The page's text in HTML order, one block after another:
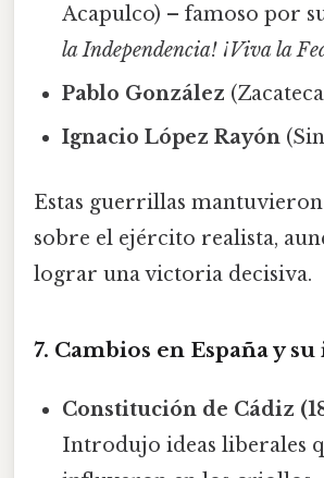
Acapulco) – famoso por
la Independencia! ¡Viva la
Pablo González
Ignacio López Rayón
Estas guerrillas
sobre el ejército realista,
lograr una victoria decisiva.
7. Cambios en España y
Constitución de Cádiz
Introdujo ideas liberales